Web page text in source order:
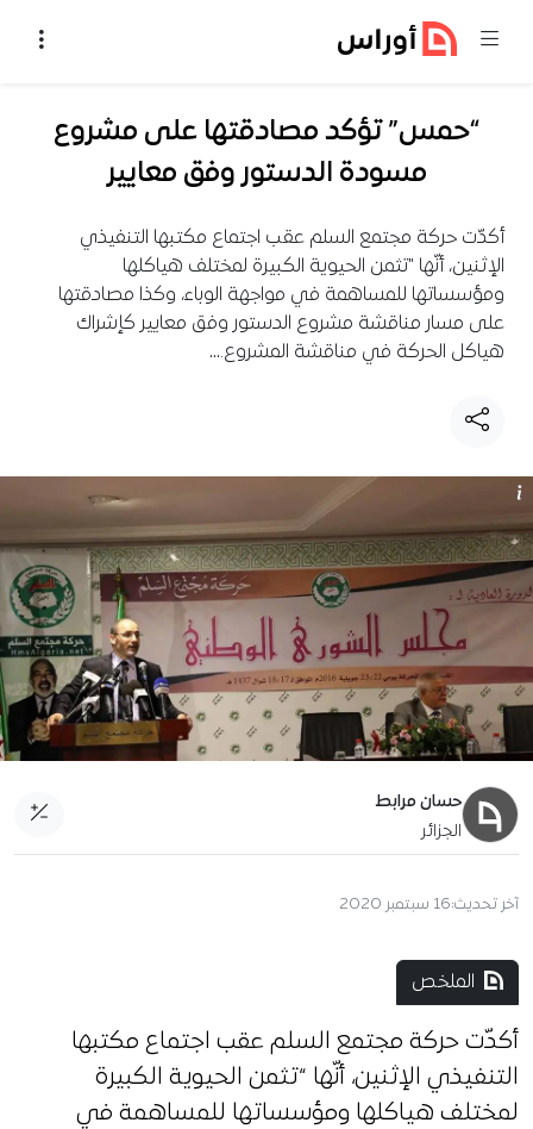
“حمس” تؤكد مصادقتها على مشروع
مسودة الدستور وفق معايير
أكدّت حركة مجتمع السلم عقب اجتماع مكتبها التنفيذي
الإثنين، أنّها "تثمن الحيوية الكبيرة لمختلف هياكلها
ومؤسساتها للمساهمة في مواجهة الوباء، وكذا مصادقتها
على مسار مناقشة مشروع الدستور وفق معايير كإشراك
هياكل الحركة في مناقشة المشروع.…
حسان مرابط
الجزائر
آخر تحديث:16 سبتمبر 2020
الملخص
أكدّت حركة مجتمع السلم عقب اجتماع مكتبها
التنفيذي الإثنين، أنّها “تثمن الحيوية الكبيرة
لمختلف هياكلها ومؤسساتها للمساهمة في